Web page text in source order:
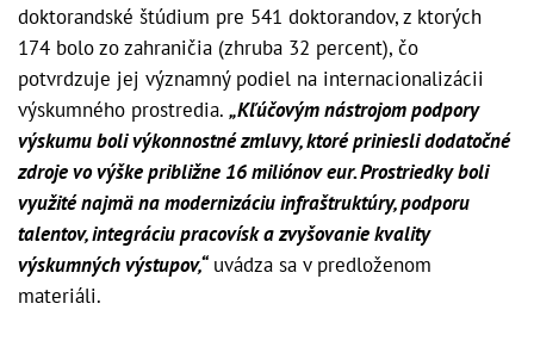
doktorandské štúdium pre 541 doktorandov, z ktorých
174 bolo zo zahraničia (zhruba 32 percent), čo
potvrdzuje jej významný podiel na internacionalizácii
výskumného prostredia. „Kľúčovým nástrojom podpory
výskumu boli výkonnostné zmluvy, ktoré priniesli dodatočné
zdroje vo výške približne 16 miliónov eur. Prostriedky boli
využité najmä na modernizáciu infraštruktúry, podporu
talentov, integráciu pracovísk a zvyšovanie kvality
výskumných výstupov,“uvádza sa v predloženom
materiáli.